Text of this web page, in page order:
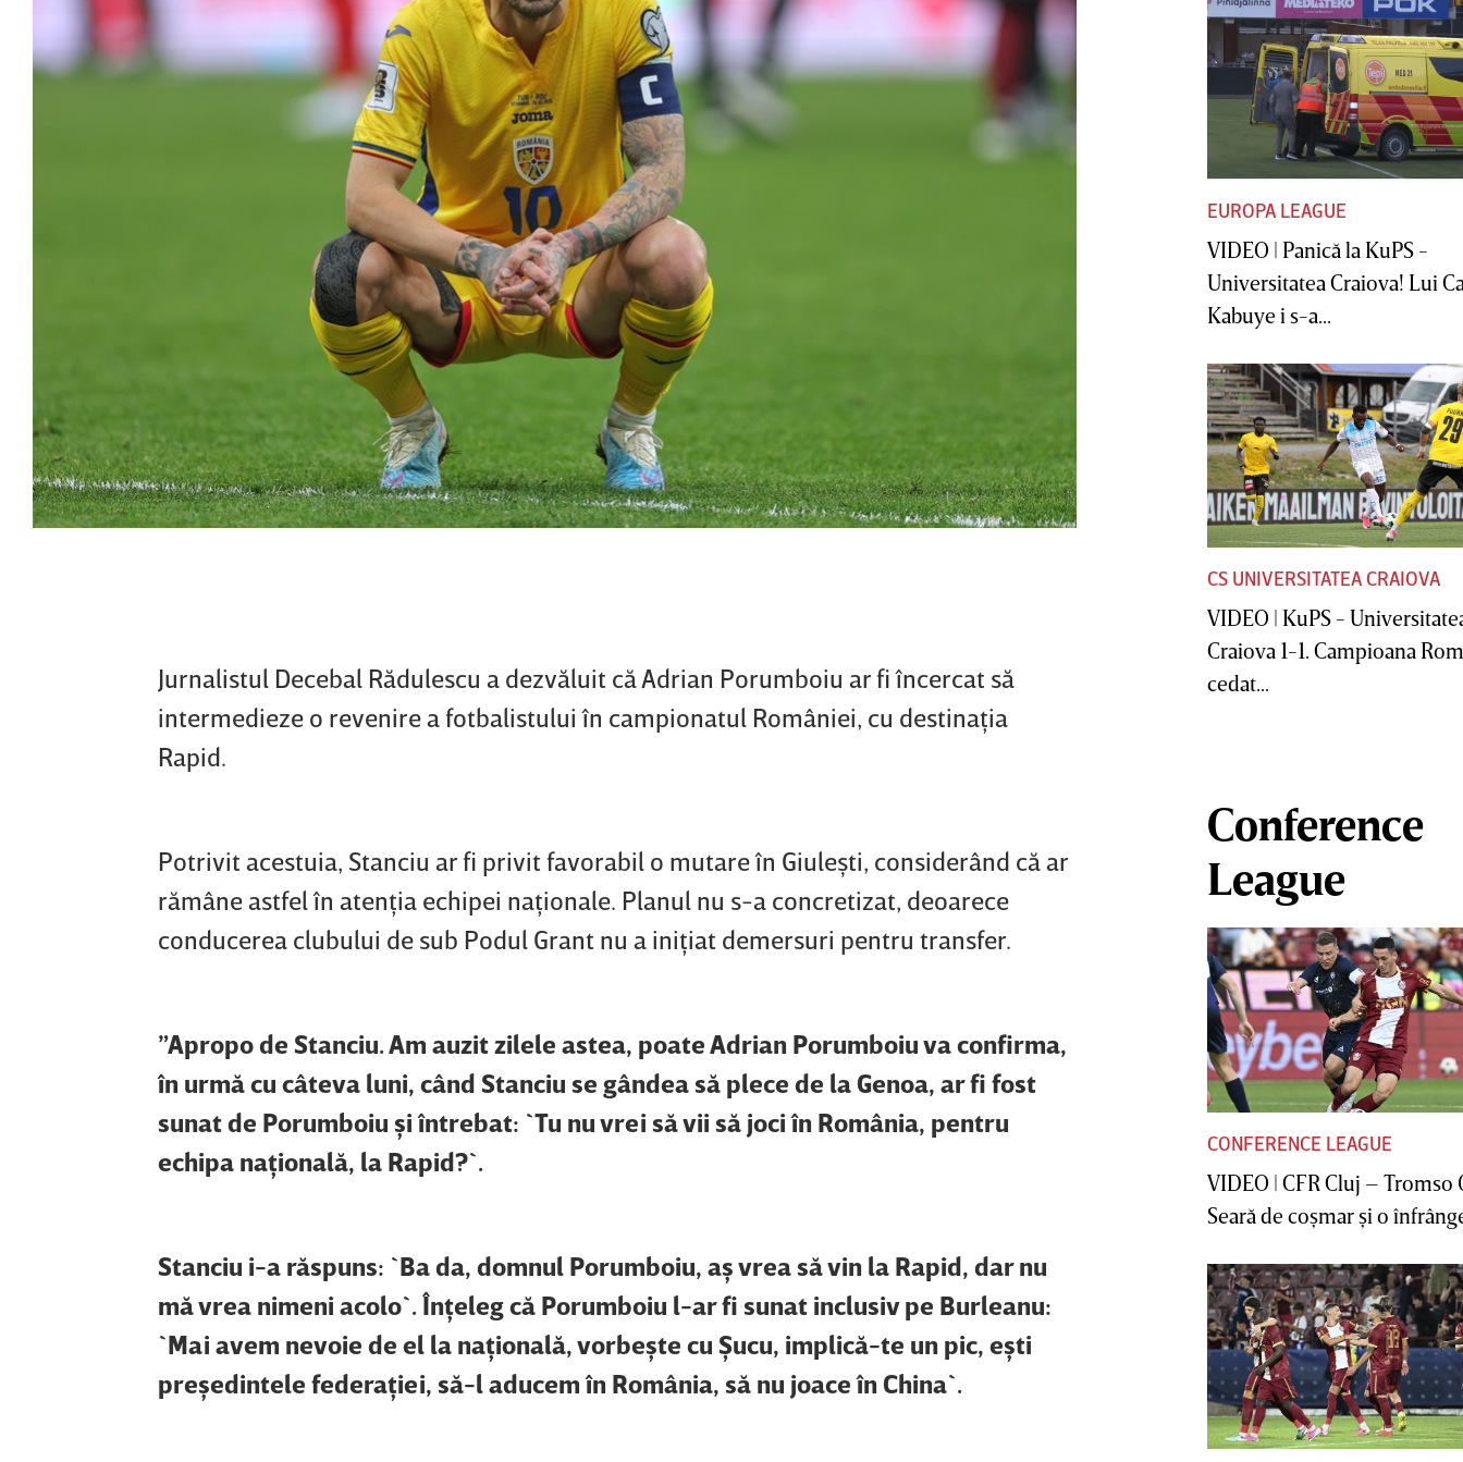
Jurnalistul Decebal Rădulescu a dezvăluit că Adrian Porumboiu ar fi încercat să
intermedieze o revenire a fotbalistului în campionatul României, cu destinaţia
Rapid.
Potrivit acestuia, Stanciu ar fi privit favorabil o mutare în Giuleşti, considerând că ar
rămâne astfel în atenţia echipei naţionale. Planul nu s-a concretizat, deoarece
conducerea clubului de sub Podul Grant nu a iniţiat demersuri pentru transfer.
”Apropo de Stanciu. Am auzit zilele astea, poate Adrian Porumboiu va confirma,
în urmă cu câteva luni, când Stanciu se gândea să plece de la Genoa, ar fi fost
sunat de Porumboiu şi întrebat: `Tu nu vrei să vii să joci în România, pentru
echipa naţională, la Rapid?`.
Stanciu i-a răspuns: `Ba da, domnul Porumboiu, aş vrea să vin la Rapid, dar nu
mă vrea nimeni acolo`. Înţeleg că Porumboiu l-ar fi sunat inclusiv pe Burleanu:
`Mai avem nevoie de el la naţională, vorbeşte cu Şucu, implică-te un pic, eşti
preşedintele federaţiei, să-l aducem în România, să nu joace în China`.
EUROPA LEAGUE
VIDEO | Panică la KuPS -
Universitatea Craiova! Lui
Kabuye i s-a...
CS UNIVERSITATEA CRAIOVA
VIDEO | KuPS -
Craiova 1-1. Campioana
cedat...
Conference
League
CONFERENCE LEAGUE
VIDEO | CFR Cluj – Tromso
Seară de coşmar şi o